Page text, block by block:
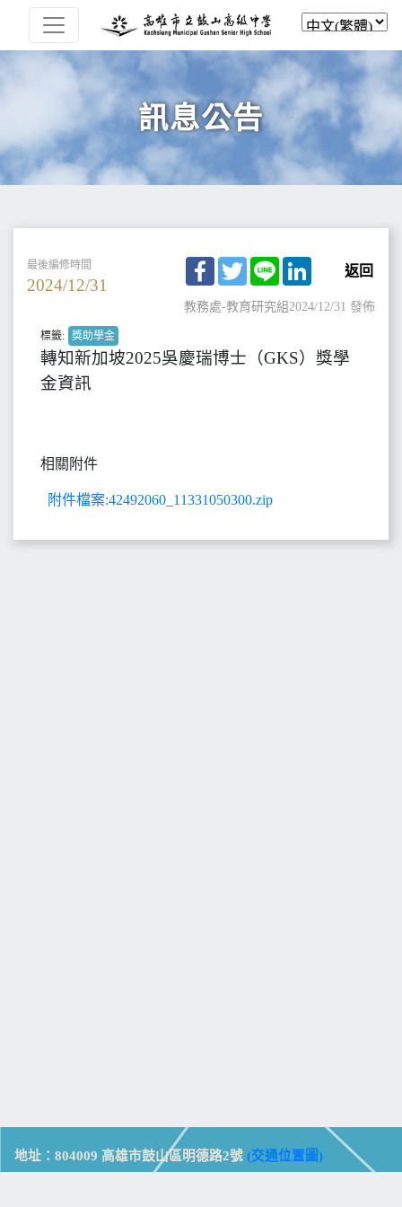
訊息公告
最後編修時間
2024/12/31
Facebook
TwitterLine LinkedIn
返回
教務處-教育研究組2024/12/31 發佈
標籤: 獎助學金
轉知新加坡2025吳慶瑞博士（GKS）獎學
金資訊
相關附件
附件檔案:42492060_11331050300.zip
地址：804009 高雄市鼓山區明德路2號 (交通位置圖)